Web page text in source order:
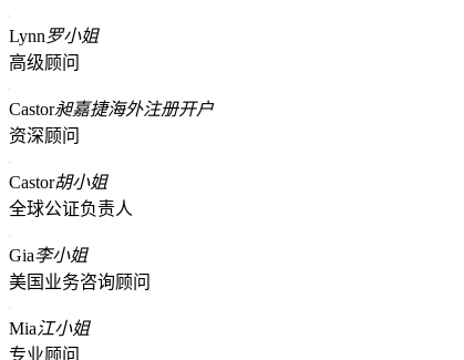
Lynn罗小姐
高级顾问
Castor昶嘉捷海外注册开户
资深顾问
Castor胡小姐
全球公证负责人
Gia李小姐
美国业务咨询顾问
Mia江小姐
专业顾问